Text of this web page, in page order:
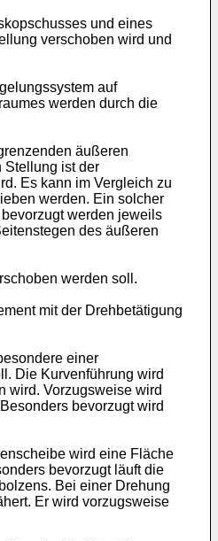
und eines
verschoben wird und
auf
werden durch die
äußeren
Stellung ist der
Es kann im Vergleich zu
werden. Ein solcher
werden jeweils
des äußeren
werden soll.
mit der Drehbetätigung
einer
Die Kurvenführung wird
wird. Vorzugsweise wird
bevorzugt wird
wird eine Fläche
bevorzugt läuft die
Bei einer Drehung
Er wird vorzugsweise